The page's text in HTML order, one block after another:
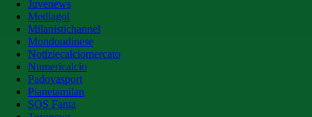
Juvenews
Mediagol
Milanistichannel
Mondoudinese
Notiziecalciomercato
Numericalcio
Padovasport
Pianetamilan
SOS Fanta